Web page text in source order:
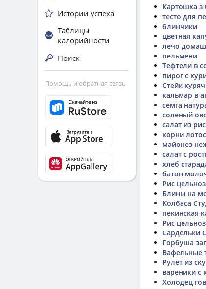
Картошка з
тесто для
блинчики
цветная
лечо
пельмени
Тефтели в
пирог с
Стейк
кальмар в
семга
соленый
салат из
корни
майонез
салат с
хлеб
батон
Рис
Блины на
Колбаса
пекинская
Рис
Сардельки
Горбуша
Вафельные
Рулет из
вареники с
Холодец
Истории успеха
Таблицы
калорийности
Поиск
Помощь и обратная связь